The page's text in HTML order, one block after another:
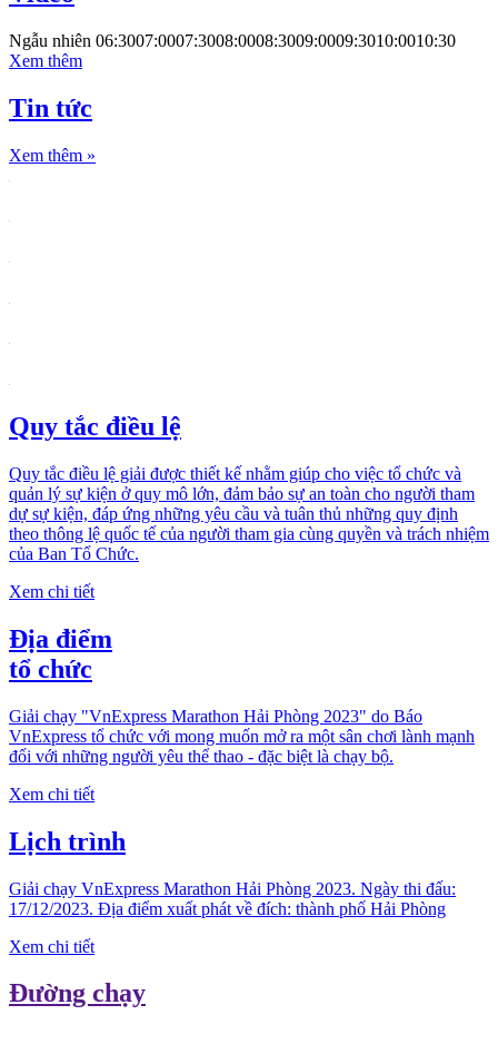
Ngẫu nhiên 06:3007:0007:3008:0008:3009:0009:3010:0010:30
Xem thêm
Tin tức
Xem thêm »
Quy tắc điều lệ
Quy tắc điều lệ giải được thiết kế nhằm giúp cho việc tổ chức và
quản lý sự kiện ở quy mô lớn, đảm bảo sự an toàn cho người tham
dự sự kiện, đáp ứng những yêu cầu và tuân thủ những quy định
theo thông lệ quốc tế của người tham gia cùng quyền và trách nhiệm
của Ban Tổ Chức.
Xem chi tiết
Địa điểm
tổ chức
Giải chạy "VnExpress Marathon Hải Phòng 2023" do Báo
VnExpress tổ chức với mong muốn mở ra một sân chơi lành mạnh
đối với những người yêu thể thao - đặc biệt là chạy bộ.
Xem chi tiết
Lịch trình
Giải chạy VnExpress Marathon Hải Phòng 2023. Ngày thi đấu:
17/12/2023. Địa điểm xuất phát về đích: thành phố Hải Phòng
Xem chi tiết
Đường chạy